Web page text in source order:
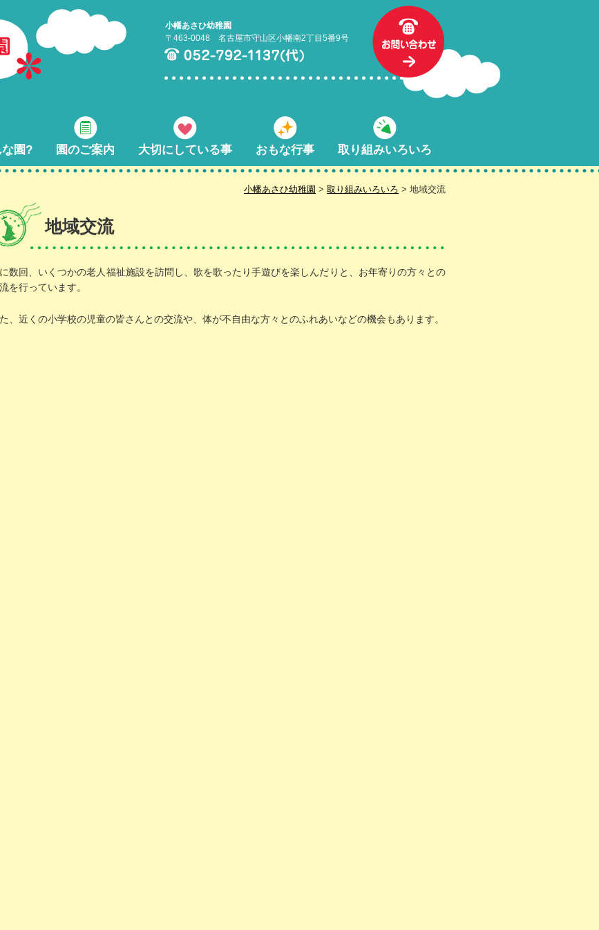
小幡あさひ幼稚園
〒463-0048 名古屋市守山区小幡南2丁目5番9号
園? 園のご案内 大切にしている事 おもな行事 取り組みいろいろ
小幡あさひ幼稚園 > 取り組みいろいろ > 地域交流
地域交流
数回、いくつかの老人福祉施設を訪問し、歌を歌ったり手遊びを楽しんだりと、お年寄りの方々との
を行っています。
、近くの小学校の児童の皆さんとの交流や、体が不自由な方々とのふれあいなどの機会もあります。